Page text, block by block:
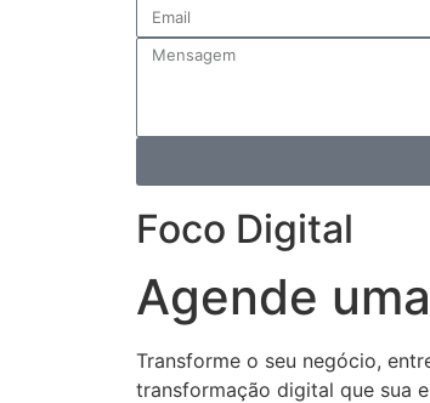
Foco Digital
Agende
Transforme o seu negócio,
transformação digital que sua